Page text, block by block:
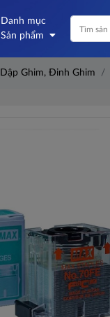
Danh mục
Sản phẩm
Dập Ghim, Đinh Ghim